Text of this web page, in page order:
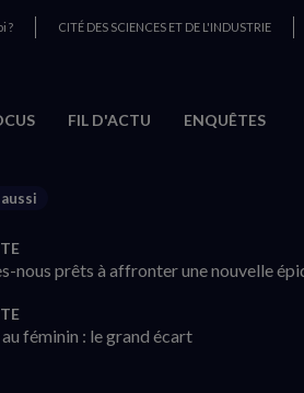
? CITÉ DES SCIENCES ET DE L'INDUSTRIE
FIL D'ACTU ENQUÊTES
nous prêts à affronter une nouvelle
féminin : le grand écart